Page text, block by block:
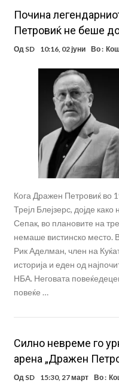
Почина
Петровиќ не беше
Од SD 10:16, 02 јуни Во :
Кога Дражен Петровиќ во
Трејл Блејзерс, дојде
Сепак, во плановите на
немаше вистинско место.
Рик Аделман, член на
историја и еден од
НБА. Неговата
повеќе …
Силно невреме го
арена „Дражен
Од SD 15:30, 27 март Во :